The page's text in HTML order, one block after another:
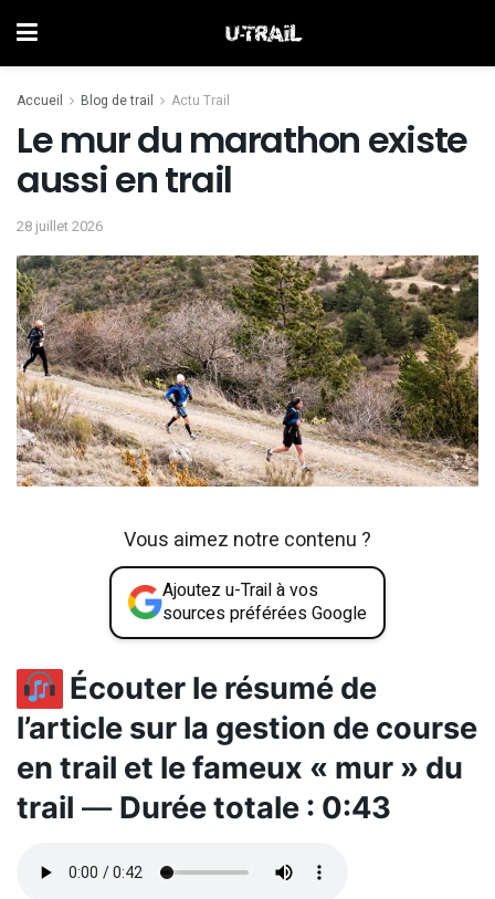
Accueil Blog de trail Actu Trail
Le mur du marathon existe
aussi en trail
28 juillet 2026
Vous aimez notre contenu ?
Ajoutez u-Trail à vos
sources préférées Google
Écouter le résumé de
l’article sur la gestion de course
en trail et le fameux « mur » du
trail — Durée totale : 0:43